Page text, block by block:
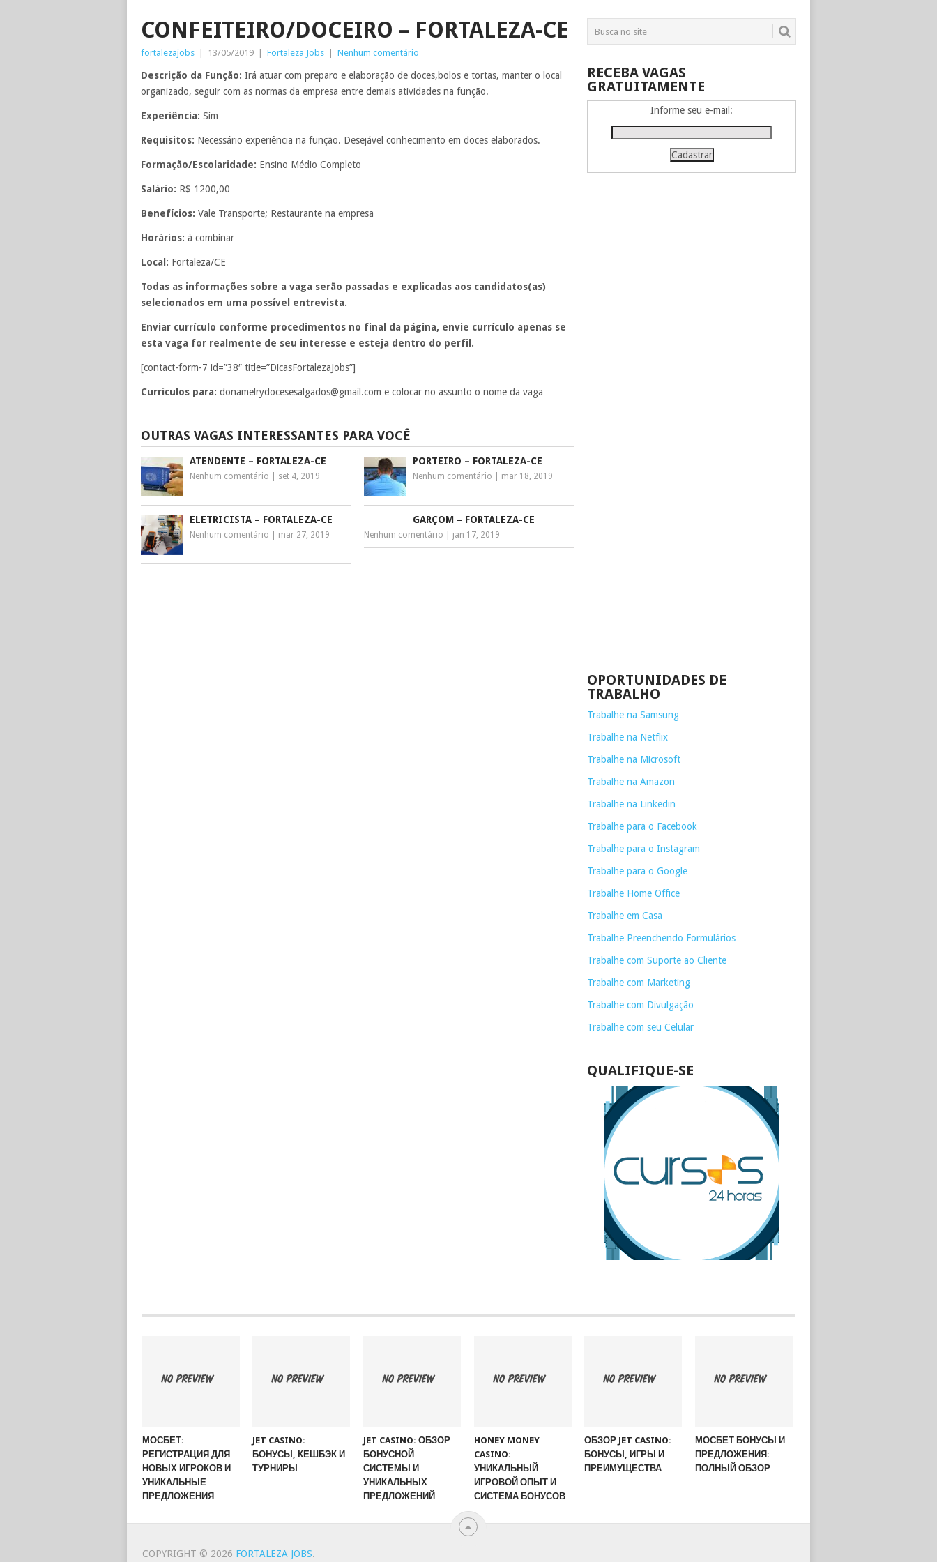
CONFEITEIRO/DOCEIRO – FORTALEZA-CE
fortalezajobs 13/05/2019 Fortaleza Jobs Nenhum comentário
Descrição da Função: Irá atuar com preparo e elaboração de doces,bolos e tortas, manter o local
organizado, seguir com as normas da empresa entre demais atividades na função.
Experiência: Sim
Requisitos: Necessário experiência na função. Desejável conhecimento em doces elaborados.
Formação/Escolaridade: Ensino Médio Completo
Salário: R$ 1200,00
Benefícios: Vale Transporte; Restaurante na empresa
Horários: à combinar
Local: Fortaleza/CE
Todas as informações sobre a vaga serão passadas e explicadas aos candidatos(as)
selecionados em uma possível entrevista.
Enviar currículo conforme procedimentos no final da página, envie currículo apenas se
esta vaga for realmente de seu interesse e esteja dentro do perfil.
[contact-form-7 id=”38″ title=”DicasFortalezaJobs”]
Currículos para: donamelrydocesesalgados@gmail.com e colocar no assunto o nome da vaga
OUTRAS VAGAS INTERESSANTES PARA VOCÊ
ATENDENTE – FORTALEZA-CE
Nenhum comentário set 4, 2019
PORTEIRO – FORTALEZA-CE
Nenhum comentário mar 18, 2019
ELETRICISTA – FORTALEZA-CE
Nenhum comentário mar 27, 2019
GARÇOM – FORTALEZA-CE
Nenhum comentário jan 17, 2019
RECEBA VAGAS
GRATUITAMENTE
Informe seu e-mail:
OPORTUNIDADES DE
TRABALHO
Trabalhe na Samsung
Trabalhe na Netflix
Trabalhe na Microsoft
Trabalhe na Amazon
Trabalhe na Linkedin
Trabalhe para o Facebook
Trabalhe para o Instagram
Trabalhe para o Google
Trabalhe Home Office
Trabalhe em Casa
Trabalhe Preenchendo Formulários
Trabalhe com Suporte ao Cliente
Trabalhe com Marketing
Trabalhe com Divulgação
Trabalhe com seu Celular
QUALIFIQUE-SE
МОСБЕТ:
РЕГИСТРАЦИЯ ДЛЯ
НОВЫХ ИГРОКОВ И
УНИКАЛЬНЫЕ
ПРЕДЛОЖЕНИЯ
JET CASINO:
БОНУСЫ, КЕШБЭК И
ТУРНИРЫ
JET CASINO: ОБЗОР
БОНУСНОЙ
СИСТЕМЫ И
УНИКАЛЬНЫХ
ПРЕДЛОЖЕНИЙ
HONEY MONEY
CASINO:
УНИКАЛЬНЫЙ
ИГРОВОЙ ОПЫТ И
СИСТЕМА БОНУСОВ
ОБЗОР JET CASINO:
БОНУСЫ, ИГРЫ И
ПРЕИМУЩЕСТВА
МОСБЕТ БОНУСЫ И
ПРЕДЛОЖЕНИЯ:
ПОЛНЫЙ ОБЗОР
COPYRIGHT © 2026 FORTALEZA JOBS.